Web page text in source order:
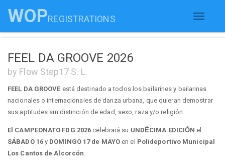
Toggle
WOPREGISTRATIONS
FEEL DA GROOVE 2026
by Flow Step17 S. L.
FEEL DA GROOVE está destinado a todos los bailarines y bailarinas
nacionales o internacionales de danza urbana, que quieran demostrar
sus aptitudes sin distinción de edad, sexo, raza y/o religión.
El CAMPEONATO FDG 2026 celebrará su UNDÉCIMA EDICIÓN el
SÁBADO 16y DOMINGO 17 de MAYO en el Polideportivo Municipal
Los Cantos de Alcorcón.